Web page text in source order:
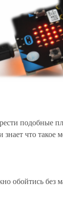
подобные
знает что
обойтись без